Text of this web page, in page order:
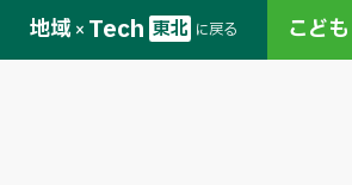
地域 × Tech 東北 に戻る こども